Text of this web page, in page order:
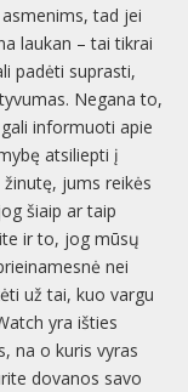
tad jei
laukan – tai tikrai
padėti suprasti,
Negana to,
informuoti apie
atsiliepti į
jums reikės
šiaip ar taip
ir to, jog mūsų
nei
už tai, kuo vargu
yra išties
na o kuris vyras
dovanos savo